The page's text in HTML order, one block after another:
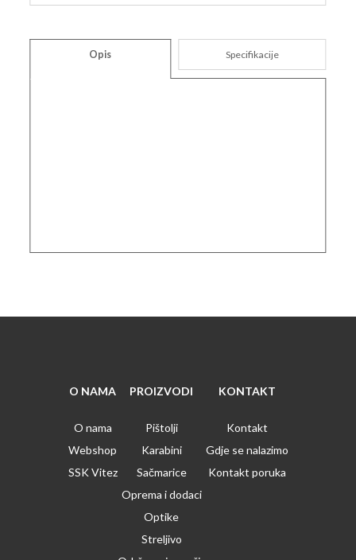
Opis Specifikacije
O NAMA
O nama
Webshop
SSK Vitez
PROIZVODI
Pištolji
Karabini
Sačmarice
Oprema i dodaci
Optike
Streljivo
KONTAKT
Kontakt
Gdje se nalazimo
Kontakt poruka